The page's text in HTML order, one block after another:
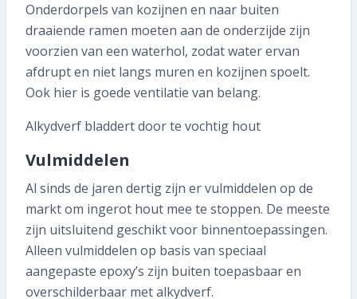
Onderdorpels van kozijnen en naar buiten
draaiende ramen moeten aan de onderzijde zijn
voorzien van een waterhol, zodat water ervan
afdrupt en niet langs muren en kozijnen spoelt.
Ook hier is goede ventilatie van belang.
Alkydverf bladdert door te vochtig hout
Vulmiddelen
Al sinds de jaren dertig zijn er vulmiddelen op de
markt om ingerot hout mee te stoppen. De meeste
zijn uitsluitend geschikt voor binnentoepassingen.
Alleen vulmiddelen op basis van speciaal
aangepaste epoxy’s zijn buiten toepasbaar en
overschilderbaar met alkydverf.